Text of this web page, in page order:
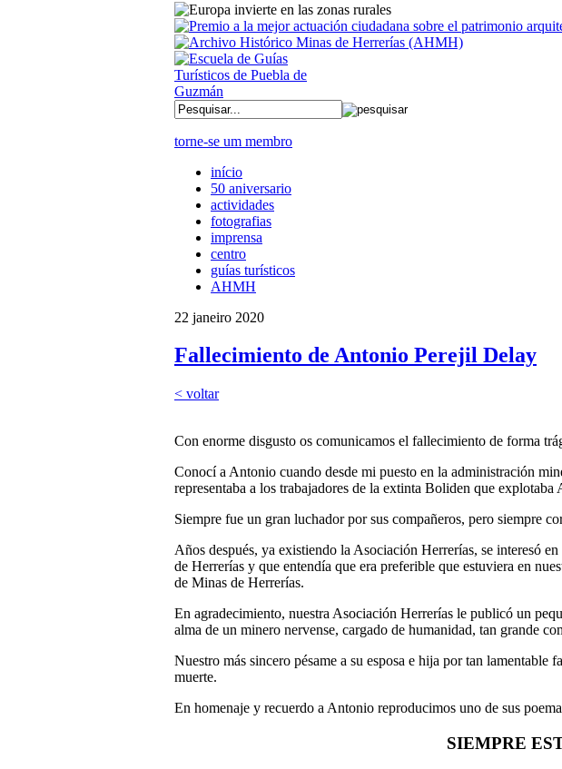
torne-se um membro
início
50 aniversario
actividades
fotografias
imprensa
centro
guías turísticos
AHMH
22 janeiro 2020
Fallecimiento de Antonio Perejil Delay
< voltar
Con enorme disgusto os comunicamos el fallecimiento de forma
Conocí a Antonio cuando desde mi puesto en la administración
representaba a los trabajadores de la extinta Boliden que
Siempre fue un gran luchador por sus compañeros, pero siempre
Años después, ya existiendo la Asociación Herrerías, se interesó
de Herrerías y que entendía que era preferible que estuviera en
de Minas de Herrerías.
En agradecimiento, nuestra Asociación Herrerías le publicó un
alma de un minero nervense, cargado de humanidad, tan grande
Nuestro más sincero pésame a su esposa e hija por tan lamentable
muerte.
En homenaje y recuerdo a Antonio reproducimos uno de sus
SIEMPRE